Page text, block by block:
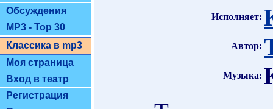
Обсуждения
MP3 - Top 30
Классика в mp3
Моя страница
Вход в театр
Регистрация
Исполняет:
Автор:
Музыка: